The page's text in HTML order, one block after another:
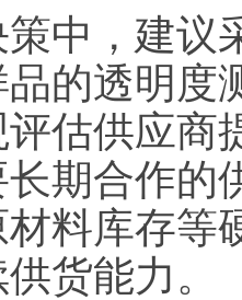
中，建议
的透明度
估供应商
期合作的
料库存等
货能力。